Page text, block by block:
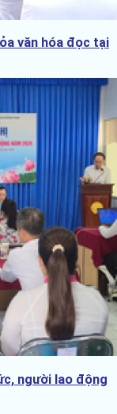
văn hóa đọc tại
người lao động